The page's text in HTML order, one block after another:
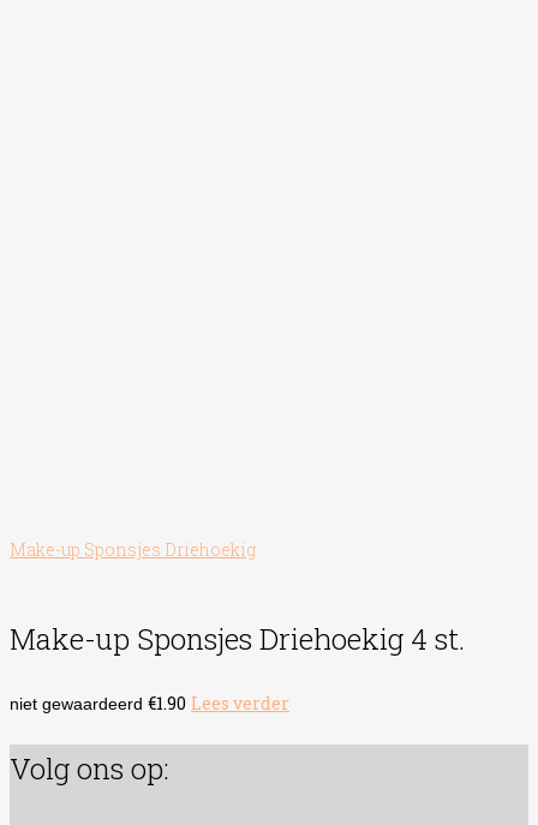
Make-up Sponsjes Driehoekig
Make-up Sponsjes Driehoekig 4 st.
niet gewaardeerd €1.90 Lees verder
Volg ons op: